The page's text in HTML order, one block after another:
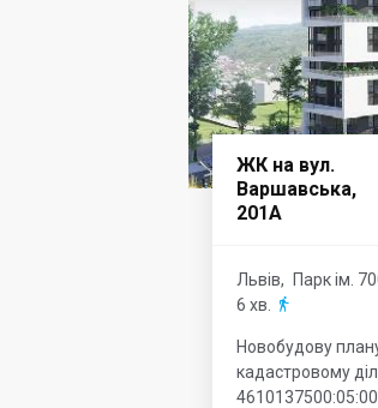
ЖК на вул.
Варшавська,
201А
Львів, Парк ім.
6 хв.

Новобудову
кадастровому